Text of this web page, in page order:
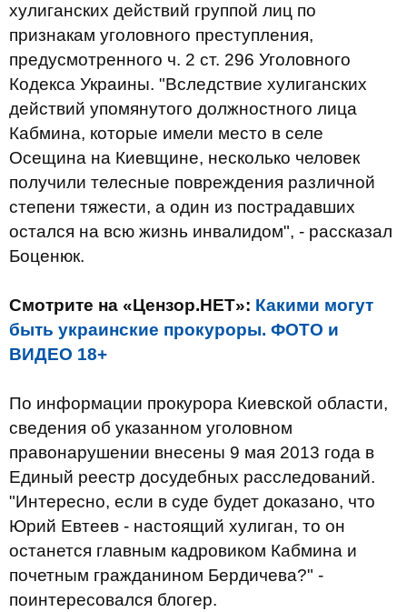
хулиганских действий группой лиц по
признакам уголовного преступления,
предусмотренного ч. 2 ст. 296 Уголовного
Кодекса Украины. "Вследствие хулиганских
действий упомянутого должностного лица
Кабмина, которые имели место в селе
Осещина на Киевщине, несколько человек
получили телесные повреждения различной
степени тяжести, а один из пострадавших
остался на всю жизнь инвалидом", - рассказал
Боценюк.
Смотрите на «Цензор.НЕТ»: Какими могут
быть украинские прокуроры. ФОТО и
ВИДЕО 18+
По информации прокурора Киевской области,
сведения об указанном уголовном
правонарушении внесены 9 мая 2013 года в
Единый реестр досудебных расследований.
"Интересно, если в суде будет доказано, что
Юрий Евтеев - настоящий хулиган, то он
останется главным кадровиком Кабмина и
почетным гражданином Бердичева?" -
поинтересовался блогер.